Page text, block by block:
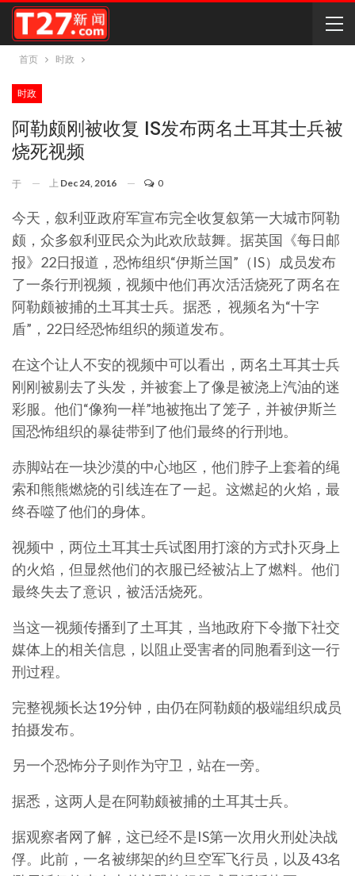
首页 时政
时政
阿勒颇刚被收复 IS发布两名土耳其士兵被
烧死视频
于 上 Dec 24, 2016 0
今天，叙利亚政府军宣布完全收复叙第一大城市阿勒
颇，众多叙利亚民众为此欢欣鼓舞。据英国《每日邮
报》22日报道，恐怖组织“伊斯兰国”（IS）成员发布
了一条行刑视频，视频中他们再次活活烧死了两名在
阿勒颇被捕的土耳其士兵。据悉， 视频名为“十字
盾”，22日经恐怖组织的频道发布。
在这个让人不安的视频中可以看出，两名土耳其士兵
刚刚被剔去了头发，并被套上了像是被浇上汽油的迷
彩服。他们“像狗一样”地被拖出了笼子，并被伊斯兰
国恐怖组织的暴徒带到了他们最终的行刑地。
赤脚站在一块沙漠的中心地区，他们脖子上套着的绳
索和熊熊燃烧的引线连在了一起。这燃起的火焰，最
终吞噬了他们的身体。
视频中，两位土耳其士兵试图用打滚的方式扑灭身上
的火焰，但显然他们的衣服已经被沾上了燃料。他们
最终失去了意识，被活活烧死。
当这一视频传播到了土耳其，当地政府下令撤下社交
媒体上的相关信息，以阻止受害者的同胞看到这一行
刑过程。
完整视频长达19分钟，由仍在阿勒颇的极端组织成员
拍摄发布。
另一个恐怖分子则作为守卫，站在一旁。
据悉，这两人是在阿勒颇被捕的土耳其士兵。
据观察者网了解，这已经不是IS第一次用火刑处决战
俘。此前，一名被绑架的约旦空军飞行员，以及43名